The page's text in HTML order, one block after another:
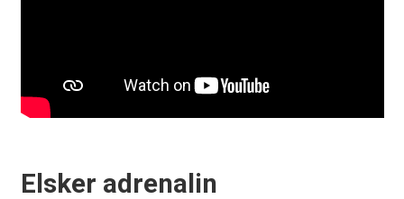
Elsker adrenalin